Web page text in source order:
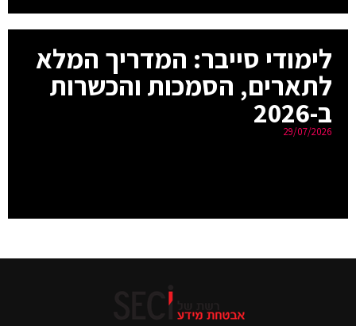
לימודי סייבר: המדריך המלא
לתארים, הסמכות והכשרות
ב-2026
29/07/2026